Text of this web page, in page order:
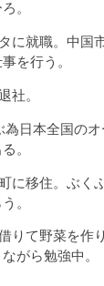
。
に就職。中国
を行う。
社。
為日本全国のオ
。
に移住。ぶく
。
りて野菜を作
がら勉強中。